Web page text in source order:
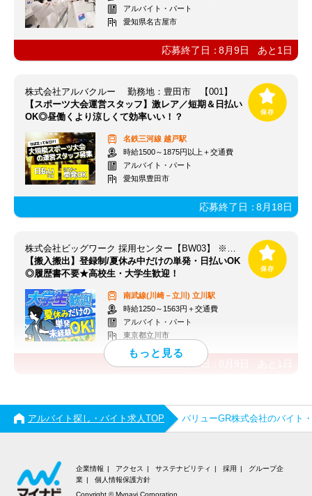
アルバイト・パート
愛知県名古屋市
応募終了日：8月9日 あと 1 日
株式会社アルバクルー 勤務地：豊田市 【001】
【スポーツ大会運営スタッフ】激レア／短期＆日払い
OK◎昼働くより涼しくて効率いい！？
名鉄三河線 越戸駅
時給1500～1875円以上＋交通費
アルバイト・パート
愛知県豊田市
応募終了日：8月18日
株式会社ビッグワーク 採用センター【BW03】 ※立川エリア
【搬入搬出】登録制/夏休み中だけの単発・日払いOK
◎履歴書不要★高校生・大学生歓迎！
南武線(川崎－立川) 立川駅
時給1250～1563円＋交通費
アルバイト・パート
東京都立川市
応募終了日：
アルバイト探し・バイト求人TOP バリューGR株式会社のバイト
企業情報 アクセス サステナビリティ 採用
グループ企
業
個人情報保護方針
Copyright © Mynavi Corporation